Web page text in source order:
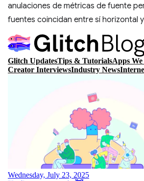
anulaciones de métricas de fuente
fuentes coincidan entre sí horizontal